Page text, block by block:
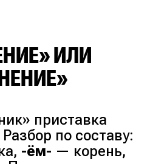
ИЛИ
приставка
по составу:
-ём- — корень,